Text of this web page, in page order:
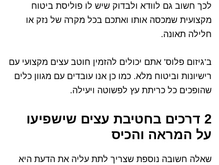
לכך חשוב גם לוודא ולבדוק שיש לו פוליסת ביטוח
מקצועית שמכסה אותו ואתכם בכל מקרה של נזק או
חלילה תאונה.
ב’גיזום פלוס’ אתם יכולים להזמין חוטב עצים מקצועי עם
רישיונות וביטוח מלא. כמו כן אנו עובדים עם מגוון כלים
שהופכים כל כריתת עץ לפשוטה ויעילה.
2 דרכים בחטיבת עצים שישפיעו
על המראה והכיס
שאלה חשובה נוספת שצריך לתת עליה את הדעת היא